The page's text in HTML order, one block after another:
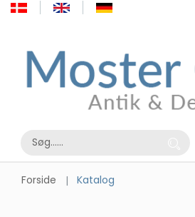
Forside Katalog